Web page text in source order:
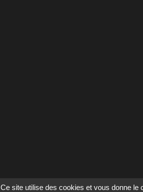
Ce site utilise des cookies et vous donne